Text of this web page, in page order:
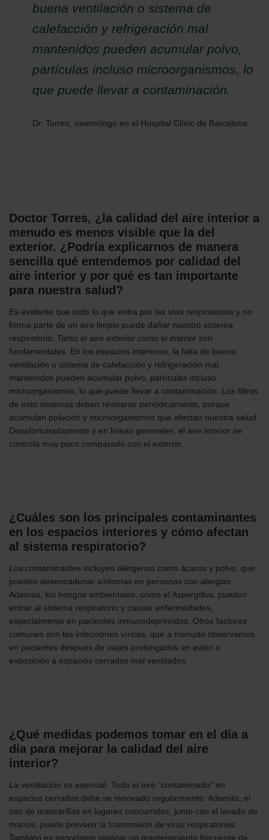
buena ventilación o sistema de
calefacción y refrigeración mal
mantenidos pueden acumular polvo,
partículas incluso microorganismos, lo
que puede llevar a contaminación.
Dr. Torres, neumólogo en el Hospital Clínic de Barcelona
Doctor Torres, ¿la calidad del aire interior a
menudo es menos visible que la del
exterior. ¿Podría explicarnos de manera
sencilla qué entendemos por calidad del
aire interior y por qué es tan importante
para nuestra salud?
Es evidente que todo lo que entra por las vías respiratorias y no
forma parte de un aire limpio puede dañar nuestro sistema
respiratorio. Tanto el aire exterior como el interior son
fundamentales. En los espacios interiores, la falta de buena
ventilación o sistema de calefacción y refrigeración mal
mantenidos pueden acumular polvo, partículas incluso
microorganismos, lo que puede llevar a contaminación. Los filtros
de esto sistemas deben revisarse periódicamente, porque
acumulan polución y microorganismos que afectan nuestra salud.
Desafortunadamente y en líneas generales, el aire interior se
controla muy poco comparado con el exterior.
¿Cuáles son los principales contaminantes
en los espacios interiores y cómo afectan
al sistema respiratorio?
Los contaminantes incluyen alérgenos como ácaros y polvo, que
pueden desencadenar síntomas en personas con alergias.
Además, los hongos ambientales, como el Aspergillus, pueden
entrar al sistema respiratorio y causar enfermedades,
especialmente en pacientes inmunodeprimidos. Otros factores
comunes son las infecciones víricas, que a menudo observamos
en pacientes después de viajes prolongados en avión o
exposición a espacios cerrados mal ventilados.
¿Qué medidas podemos tomar en el día a
día para mejorar la calidad del aire
interior?
La ventilación es esencial. Todo el aire "contaminado" en
espacios cerrados debe se renovado regularmente. Además, el
uso de mascarillas en lugares concurridos, junto con el lavado de
manos, puede prevenir la transmisión de virus respiratorios.
También es importante realizar un mantenimiento frecuente de